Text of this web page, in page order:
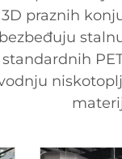
praznih